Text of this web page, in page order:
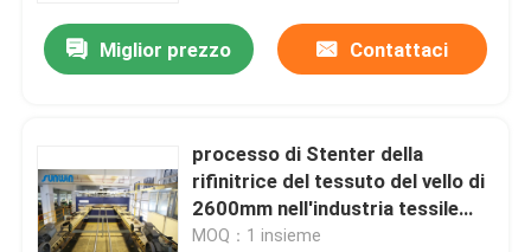
Miglior prezzo Contattaci
processo di Stenter della
rifinitrice del tessuto del vello di
2600mm nell'industria tessile
230C
MOQ：1 insieme